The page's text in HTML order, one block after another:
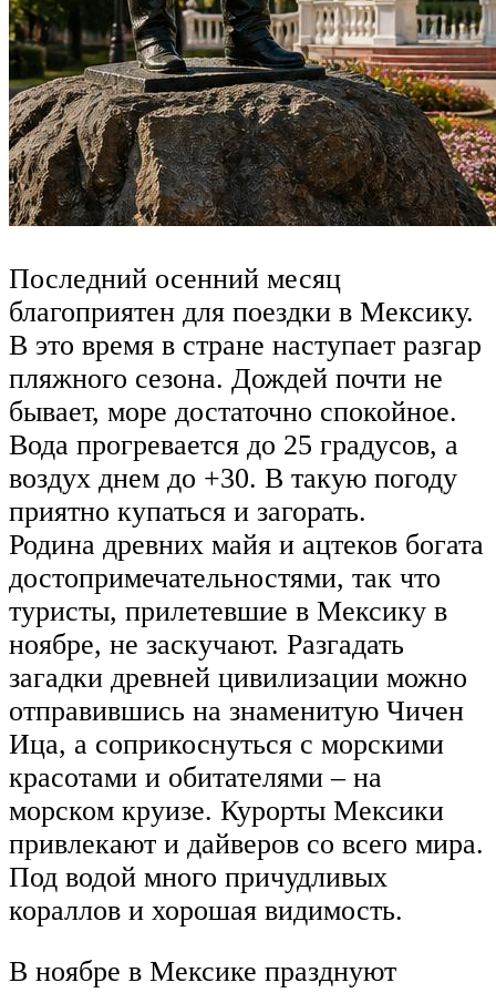
Последний осенний месяц
благоприятен для поездки в Мексику.
В это время в стране наступает разгар
пляжного сезона. Дождей почти не
бывает, море достаточно спокойное.
Вода прогревается до 25 градусов, а
воздух днем до +30. В такую погоду
приятно купаться и загорать.
Родина древних майя и ацтеков богата
достопримечательностями, так что
туристы, прилетевшие в Мексику в
ноябре, не заскучают. Разгадать
загадки древней цивилизации можно
отправившись на знаменитую Чичен
Ица, а соприкоснуться с морскими
красотами и обитателями – на
морском круизе. Курорты Мексики
привлекают и дайверов со всего мира.
Под водой много причудливых
кораллов и хорошая видимость.
В ноябре в Мексике празднуют